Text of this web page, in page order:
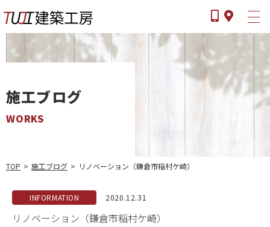
ツジケンとは
選ばれる理由
事業内容
施工ブログ
WORKS
TOP > 施工ブログ > リノベーション（鎌倉市稲村ケ崎）
INFORMATION 2020.12.31
リノベーション（鎌倉市稲村ケ崎）